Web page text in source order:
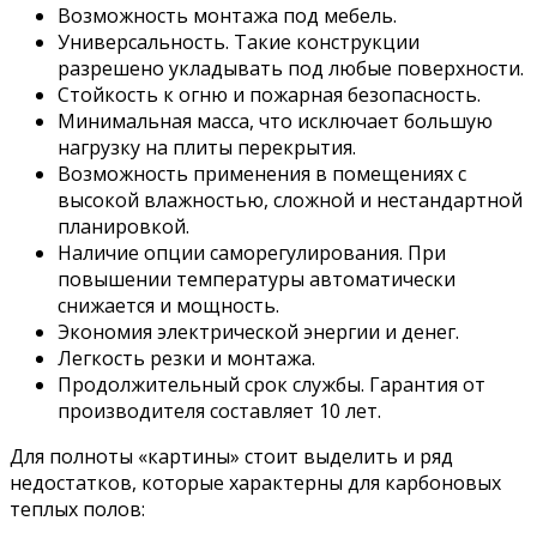
Возможность монтажа под мебель.
Универсальность. Такие конструкции
разрешено укладывать под любые поверхности.
Стойкость к огню и пожарная безопасность.
Минимальная масса, что исключает большую
нагрузку на плиты перекрытия.
Возможность применения в помещениях с
высокой влажностью, сложной и нестандартной
планировкой.
Наличие опции саморегулирования. При
повышении температуры автоматически
снижается и мощность.
Экономия электрической энергии и денег.
Легкость резки и монтажа.
Продолжительный срок службы. Гарантия от
производителя составляет 10 лет.
Для полноты «картины» стоит выделить и ряд
недостатков, которые характерны для карбоновых
теплых полов: